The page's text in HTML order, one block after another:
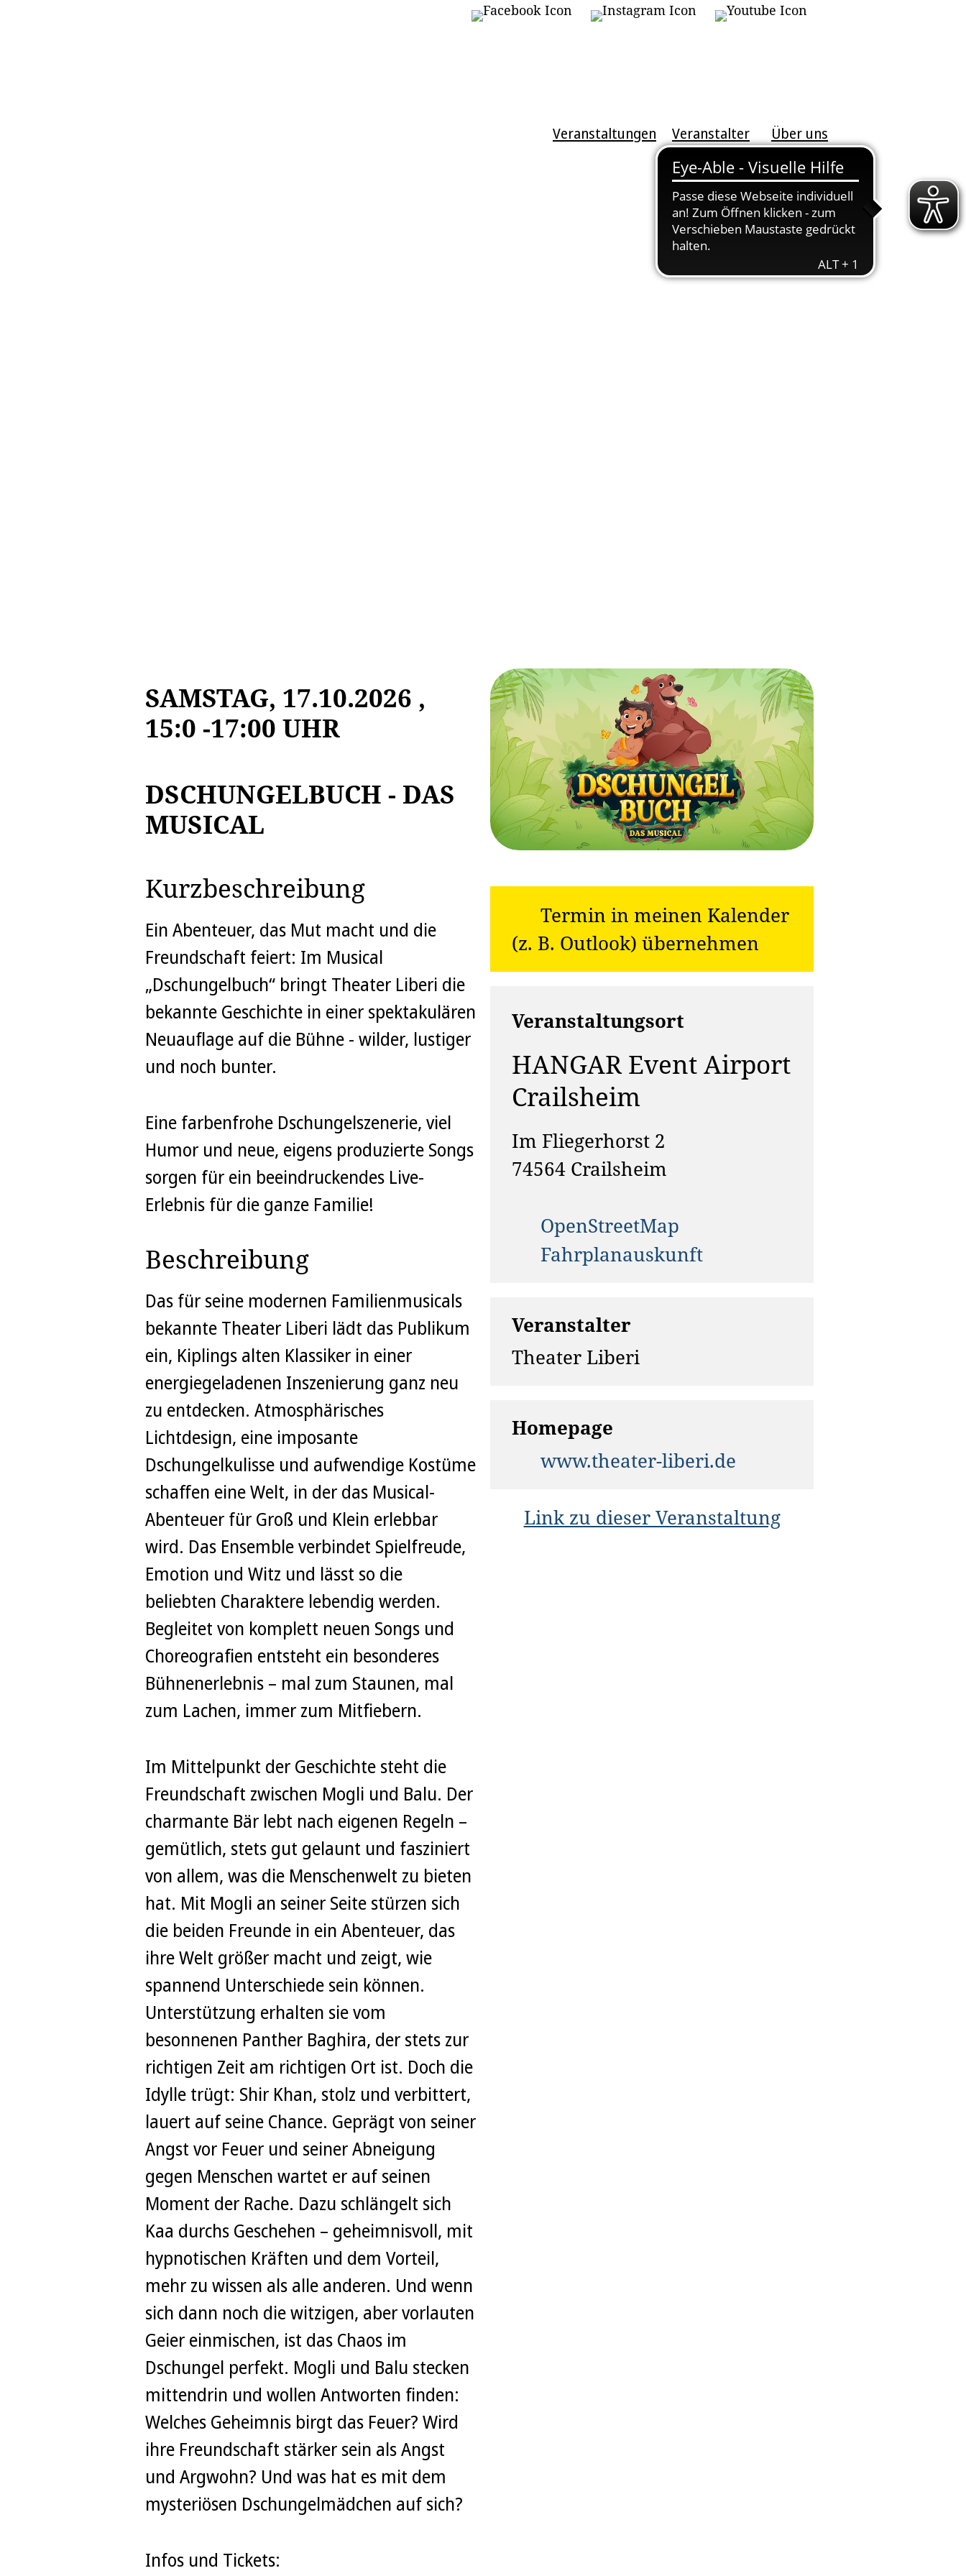
Veranstaltungen Veranstalter Über uns
SAMSTAG, 17.10.2026 ,
15:0 -17:00 UHR
DSCHUNGELBUCH - DAS
MUSICAL
Kurzbeschreibung
Ein Abenteuer, das Mut macht und die
Freundschaft feiert: Im Musical
„Dschungelbuch“ bringt Theater Liberi die
bekannte Geschichte in einer spektakulären
Neuauflage auf die Bühne - wilder, lustiger
und noch bunter.
Eine farbenfrohe Dschungelszenerie, viel
Humor und neue, eigens produzierte Songs
sorgen für ein beeindruckendes Live-
Erlebnis für die ganze Familie!
Beschreibung
Das für seine modernen Familienmusicals
bekannte Theater Liberi lädt das Publikum
ein, Kiplings alten Klassiker in einer
energiegeladenen Inszenierung ganz neu
zu entdecken. Atmosphärisches
Lichtdesign, eine imposante
Dschungelkulisse und aufwendige Kostüme
schaffen eine Welt, in der das Musical-
Abenteuer für Groß und Klein erlebbar
wird. Das Ensemble verbindet Spielfreude,
Emotion und Witz und lässt so die
beliebten Charaktere lebendig werden.
Begleitet von komplett neuen Songs und
Choreografien entsteht ein besonderes
Bühnenerlebnis – mal zum Staunen, mal
zum Lachen, immer zum Mitfiebern.
Im Mittelpunkt der Geschichte steht die
Freundschaft zwischen Mogli und Balu. Der
charmante Bär lebt nach eigenen Regeln –
gemütlich, stets gut gelaunt und fasziniert
von allem, was die Menschenwelt zu bieten
hat. Mit Mogli an seiner Seite stürzen sich
die beiden Freunde in ein Abenteuer, das
ihre Welt größer macht und zeigt, wie
spannend Unterschiede sein können.
Unterstützung erhalten sie vom
besonnenen Panther Baghira, der stets zur
richtigen Zeit am richtigen Ort ist. Doch die
Idylle trügt: Shir Khan, stolz und verbittert,
lauert auf seine Chance. Geprägt von seiner
Angst vor Feuer und seiner Abneigung
gegen Menschen wartet er auf seinen
Moment der Rache. Dazu schlängelt sich
Kaa durchs Geschehen – geheimnisvoll, mit
hypnotischen Kräften und dem Vorteil,
mehr zu wissen als alle anderen. Und wenn
sich dann noch die witzigen, aber vorlauten
Geier einmischen, ist das Chaos im
Dschungel perfekt. Mogli und Balu stecken
mittendrin und wollen Antworten finden:
Welches Geheimnis birgt das Feuer? Wird
ihre Freundschaft stärker sein als Angst
und Argwohn? Und was hat es mit dem
mysteriösen Dschungelmädchen auf sich?
Infos und Tickets:
Termin in meinen Kalender
(z. B. Outlook) übernehmen
Veranstaltungsort
HANGAR Event Airport
Crailsheim
Im Fliegerhorst 2
74564 Crailsheim
OpenStreetMap
Fahrplanauskunft
Veranstalter
Theater Liberi
Homepage
www.theater-liberi.de
Link zu dieser Veranstaltung